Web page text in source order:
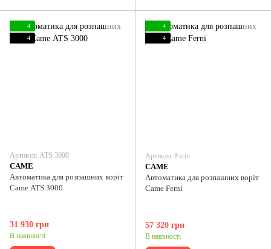
4
4
Артикул: АТS 3000
CAME
Автоматика для розпашних воріт
Came АТS 3000
31 930 грн
В наявності
4
4
Артикул: Ferni
CAME
Автоматика для розпашних воріт
Came Ferni
57 320 грн
В наявності